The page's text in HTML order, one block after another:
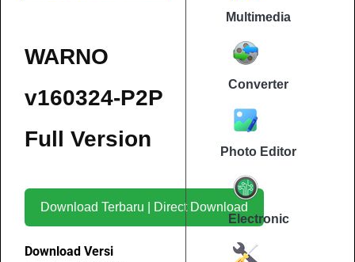
WARNO
v160324-P2P
Full Version
Download Terbaru | Direct Download
Download Versi
Multimedia
Converter
Photo Editor
Electronic